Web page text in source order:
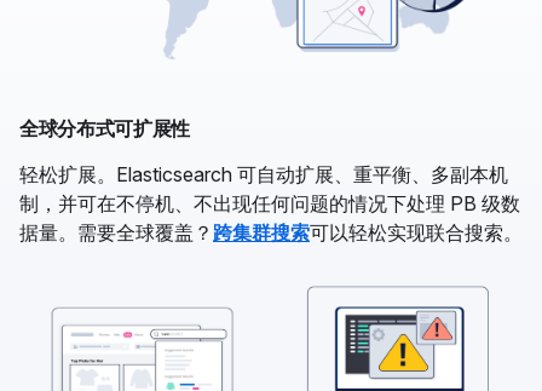
全球分布式可扩展性
轻松扩展。Elasticsearch 可自动扩展、重平衡、多副本机
制，并可在不停机、不出现任何问题的情况下处理 PB 级数
据量。需要全球覆盖？ 跨集群搜索可以轻松实现联合搜索。